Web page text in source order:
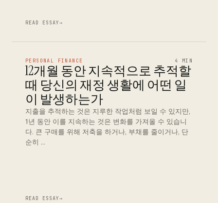
READ ESSAY→
PERSONAL FINANCE 4 MIN
12개월 동안 지속적으로 추적할
때 당신의 재정 생활에 어떤 일
이 발생하는가
지출을 추적하는 것은 지루한 작업처럼 보일 수 있지만,
1년 동안 이를 지속하는 것은 변화를 가져올 수 있습니
다. 큰 구매를 위해 저축을 하거나, 부채를 줄이거나, 단
순히 …
READ ESSAY→